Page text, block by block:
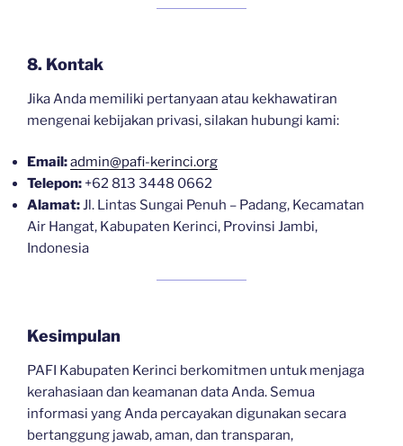
8. Kontak
Jika Anda memiliki pertanyaan atau kekhawatiran
mengenai kebijakan privasi, silakan hubungi kami:
Email:admin@pafi-kerinci.org
Telepon: +62 813 3448 0662
Alamat:Jl. Lintas Sungai Penuh – Padang, Kecamatan
Air Hangat, Kabupaten Kerinci, Provinsi Jambi,
Indonesia
Kesimpulan
PAFI Kabupaten Kerinci berkomitmen untuk menjaga
kerahasiaan dan keamanan data Anda. Semua
informasi yang Anda percayakan digunakan secara
bertanggung jawab, aman, dan transparan,